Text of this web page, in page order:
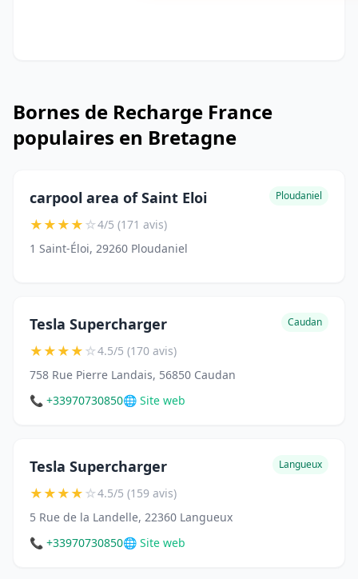
Bornes de Recharge France
populaires en Bretagne
carpool area of ​​Saint Eloi Ploudaniel
★★★★☆4/5 (171 avis)
1 Saint-Éloi, 29260 Ploudaniel
Tesla Supercharger Caudan
★★★★☆4.5/5 (170 avis)
758 Rue Pierre Landais, 56850 Caudan
📞 +33970730850🌐 Site web
Tesla Supercharger Langueux
★★★★☆4.5/5 (159 avis)
5 Rue de la Landelle, 22360 Langueux
📞 +33970730850🌐 Site web